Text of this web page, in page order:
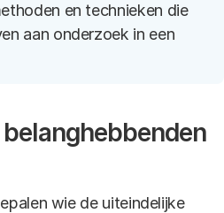
en technieken die
aan onderzoek in een
wie de uiteindelijke